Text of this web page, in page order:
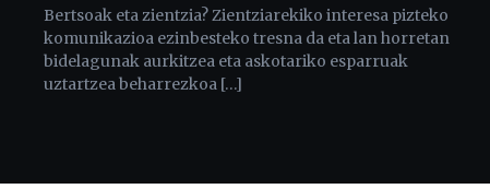
Bertsoak eta zientzia? Zientziarekiko interesa pizteko
komunikazioa ezinbesteko tresna da eta lan horretan
bidelagunak aurkitzea eta askotariko esparruak
uztartzea beharrezkoa […]